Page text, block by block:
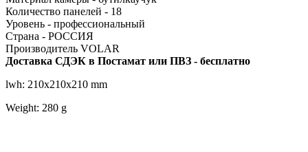
Количество панелей - 18
Уровень - профессиональный
Страна - РОССИЯ
Производитель VOLAR
Доставка СДЭК в Постамат или ПВЗ - бесплатно
lwh: 210x210x210 mm
Weight: 280 g